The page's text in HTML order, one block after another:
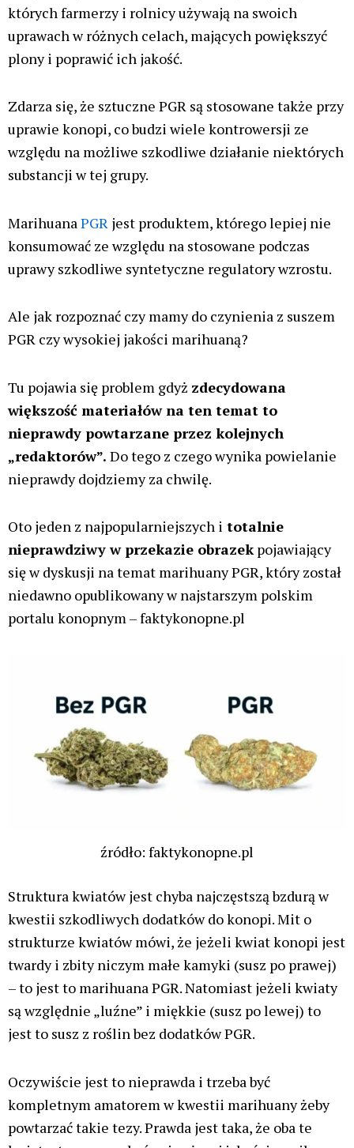
których farmerzy i rolnicy używają na swoich
uprawach w różnych celach, mających powiększyć
plony i poprawić ich jakość.
Zdarza się, że sztuczne PGR są stosowane także przy
uprawie konopi, co budzi wiele kontrowersji ze
względu na możliwe szkodliwe działanie niektórych
substancji w tej grupy.
Marihuana PGR jest produktem, którego lepiej nie
konsumować ze względu na stosowane podczas
uprawy szkodliwe syntetyczne regulatory wzrostu.
Ale jak rozpoznać czy mamy do czynienia z suszem
PGR czy wysokiej jakości marihuaną?
Tu pojawia się problem gdyż zdecydowana
większość materiałów na ten temat to
nieprawdy powtarzane przez kolejnych
„redaktorów”. Do tego z czego wynika powielanie
nieprawdy dojdziemy za chwilę.
Oto jeden z najpopularniejszych i totalnie
nieprawdziwy w przekazie obrazekpojawiający
się w dyskusji na temat marihuany PGR, który został
niedawno opublikowany w najstarszym polskim
portalu konopnym – faktykonopne.pl
źródło: faktykonopne.pl
Struktura kwiatów jest chyba najczęstszą bzdurą w
kwestii szkodliwych dodatków do konopi. Mit o
strukturze kwiatów mówi, że jeżeli kwiat konopi jest
twardy i zbity niczym małe kamyki (susz po prawej)
– to jest to marihuana PGR. Natomiast jeżeli kwiaty
są względnie „luźne” i miękkie (susz po lewej) to
jest to susz z roślin bez dodatków PGR.
Oczywiście jest to nieprawda i trzeba być
kompletnym amatorem w kwestii marihuany żeby
powtarzać takie tezy. Prawda jest taka, że oba te